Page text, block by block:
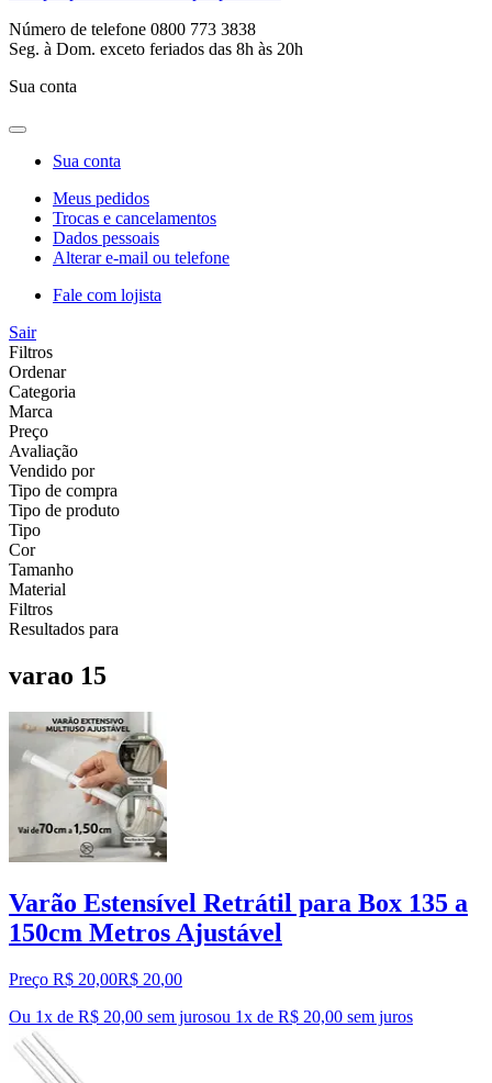
Número de telefone 0800 773 3838
Seg. à Dom. exceto feriados das 8h às 20h
Sua conta
Sua conta
Meus pedidos
Trocas e cancelamentos
Dados pessoais
Alterar e-mail ou telefone
Fale com lojista
Sair
Filtros
Ordenar
Categoria
Marca
Preço
Avaliação
Vendido por
Tipo de compra
Tipo de produto
Tipo
Cor
Tamanho
Material
Filtros
Resultados para
varao 15
Varão Estensível Retrátil para Box 135 a
150cm Metros Ajustável
Preço R$ 20,00R$ 20,00
Ou 1x de R$ 20,00 sem jurosou 1x de R$ 20,00 sem juros